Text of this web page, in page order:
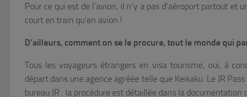
Pour ce qui est de l’avion, il n’y a pas d’aéroport partout
court en train qu’en avion !
D’ailleurs, comment on se le procure, tout le monde qui
Tous les voyageurs étrangers en visa tourisme, oui, à
départ dans une agence agréée telle que Keikaku. Le JR
bureau JR : la procédure est détaillée dans la documentation